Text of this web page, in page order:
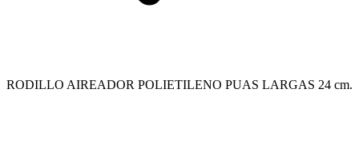
RODILLO AIREADOR POLIETILENO PUAS LARGAS 24 cm.